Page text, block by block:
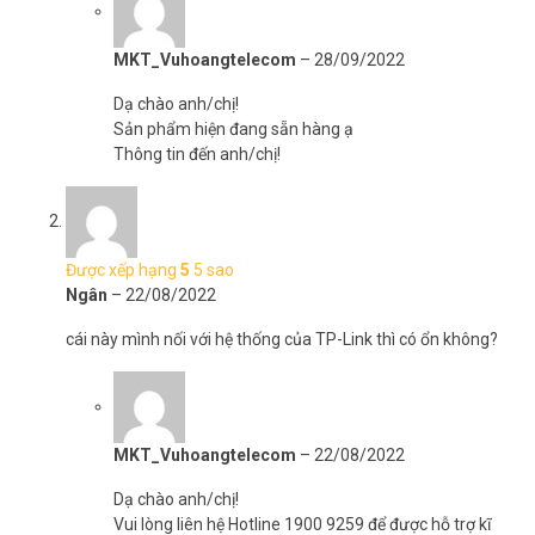
MKT_Vuhoangtelecom – 28/09/2022
Dạ chào anh/chị!
Sản phẩm hiện đang sẵn hàng ạ
Thông tin đến anh/chị!
Được xếp hạng 5 5 sao
Ngân – 22/08/2022
cái này mình nối với hệ thống của TP-Link thì có ổn không?
MKT_Vuhoangtelecom – 22/08/2022
Dạ chào anh/chị!
Vui lòng liên hệ Hotline 1900 9259 để được hỗ trợ kĩ